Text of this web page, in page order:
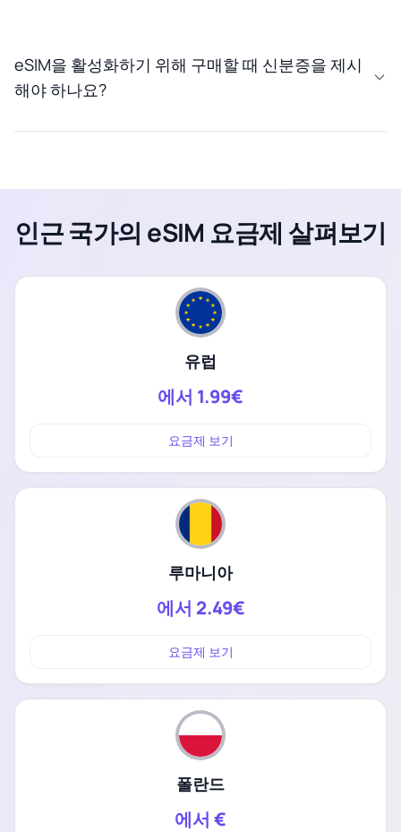
eSIM을 활성화하기 위해 구매할 때 신분증을 제시
해야 하나요?
인근 국가의 eSIM 요금제 살펴보기
유럽
에서 1.99€
요금제 보기
루마니아
에서 2.49€
요금제 보기
폴란드
에서 €